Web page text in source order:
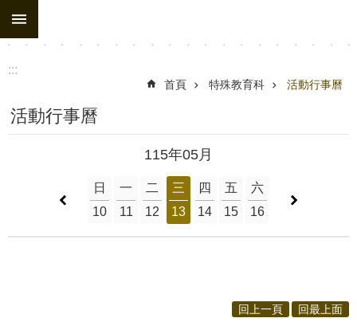
跳到主要內容區塊
:::
首頁 特殊教育科 活動行事曆
活動行事曆
115年05月
10
日
11
一
12
二
13
三
14
四
15
五
16
六
回上一頁 回最上面